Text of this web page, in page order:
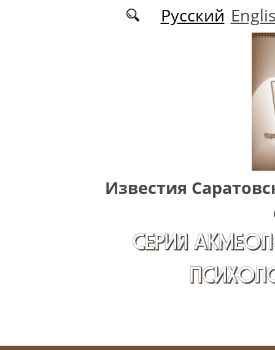
Перейти к основному содержаниюРусский
Известия
СЕРИЯ